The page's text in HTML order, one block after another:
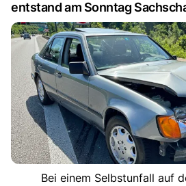
entstand am Sonntag
Bei einem Selbstunfall auf